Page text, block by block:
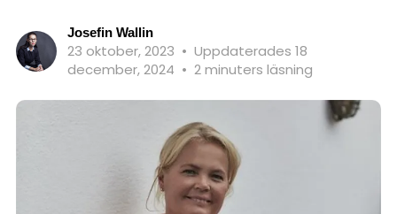
Josefin Wallin
23 oktober, 2023 • Uppdaterades 18
december, 2024 • 2 minuters läsning